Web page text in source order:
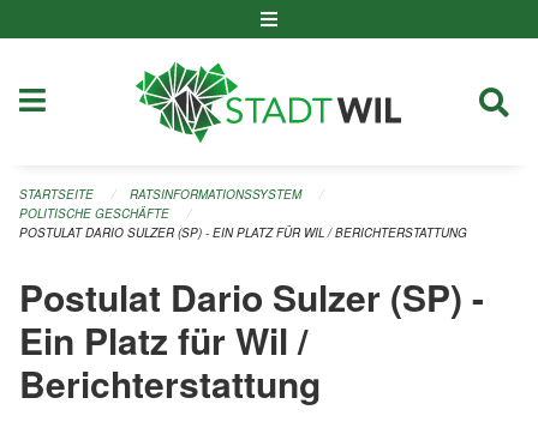
STARTSEITE
RATSINFORMATIONSSYSTEM
POLITISCHE GESCHÄFTE
POSTULAT DARIO SULZER (SP) - EIN PLATZ FÜR WIL / BERICHTERSTATTUNG
Postulat Dario Sulzer (SP) -
Ein Platz für Wil /
Berichterstattung